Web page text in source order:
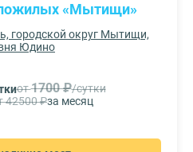
«Мытищи»
городской округ Мытищи,
Юдино
от1700 ₽/сутки
42500 ₽за месяц